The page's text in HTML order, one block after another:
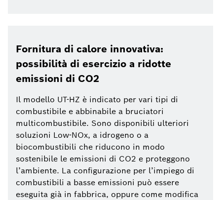
Fornitura di calore innovativa:
possibilità di esercizio a ridotte
emissioni di CO2
Il modello UT-HZ è indicato per vari tipi di
combustibile e abbinabile a bruciatori
multicombustibile. Sono disponibili ulteriori
soluzioni Low-NOx, a idrogeno o a
biocombustibili che riducono in modo
sostenibile le emissioni di CO2 e proteggono
l’ambiente. La configurazione per l’impiego di
combustibili a basse emissioni può essere
eseguita già in fabbrica, oppure come modifica